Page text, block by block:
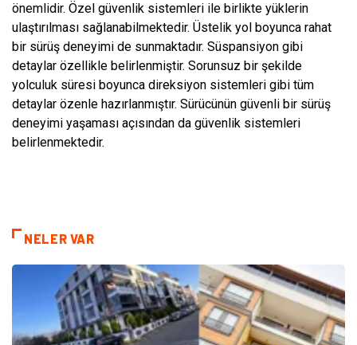
önemlidir. Özel güvenlik sistemleri ile birlikte yüklerin
ulaştırılması sağlanabilmektedir. Üstelik yol boyunca rahat
bir sürüş deneyimi de sunmaktadır. Süspansiyon gibi
detaylar özellikle belirlenmiştir. Sorunsuz bir şekilde
yolculuk süresi boyunca direksiyon sistemleri gibi tüm
detaylar özenle hazırlanmıştır. Sürücünün güvenli bir sürüş
deneyimi yaşaması açısından da güvenlik sistemleri
belirlenmektedir.
NELER VAR